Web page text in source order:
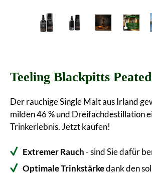
Teeling Blackpitts Peated
Der rauchige Single Malt aus Irland
milden 46 % und Dreifachdestillation
Trinkerlebnis. Jetzt kaufen!
Extremer Rauch- sind Sie dafür
Optimale Trinkstärkedank den